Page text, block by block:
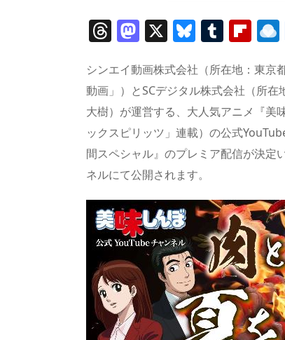
T
h
re
a
d
s
M
a
st
o
d
o
n
X Bl
u
e
sk
y
T
u
m
bl
r
Fl
ip
b
o
ar
d
シンエイ動画株式会社（所在地：東京
動画」）とSCデジタル株式会社（所
大樹）が運営する、大人気アニメ『美
ックスピリッツ」連載）の公式
間スペシャル』のプレミア配信が決定
ネルにて公開されます。